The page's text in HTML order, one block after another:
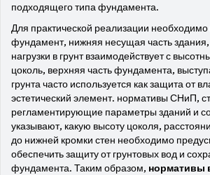
подходящего типа фундамента.
Для практической реализации необходимо
фундамент, нижняя несущая часть
нагрузки в грунтвзаимодействует с
цоколь, верхняя часть фундамента,
грунтачасто используется как защита от
эстетический элемент. нормативы СНиП,
регламентирующие параметры зданий и
указывают, какую высоту цоколя,
до нижней кромки стен необходимо
обеспечить защиту от грунтовых вод и
фундамента. Таким образом, нормативы